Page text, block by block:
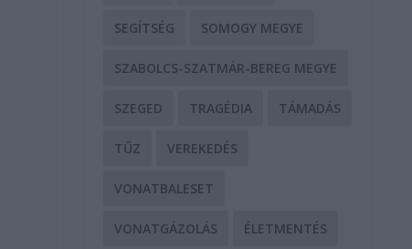
SEGÍTSÉG SOMOGY MEGYE
SZABOLCS-SZATMÁR-BEREG MEGYE
SZEGED TRAGÉDIA TÁMADÁS
TŰZ VEREKEDÉS
VONATBALESET
VONATGÁZOLÁS ÉLETMENTÉS